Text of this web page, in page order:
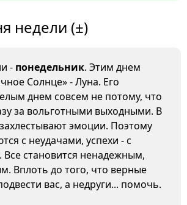
недели (±)
- понедельник. Этим днем
Солнце» - Луна. Его
днем совсем не потому, что
за вольготными выходными. В
эмоции. Поэтому
с неудачами, успехи - с
становится ненадежным,
Вплоть до того, что верные
вас, а недруги... помочь.